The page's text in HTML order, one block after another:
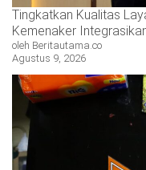
Tingkatkan Kualitas
Kemenaker
oleh Beritautama.co
Agustus 9, 2026